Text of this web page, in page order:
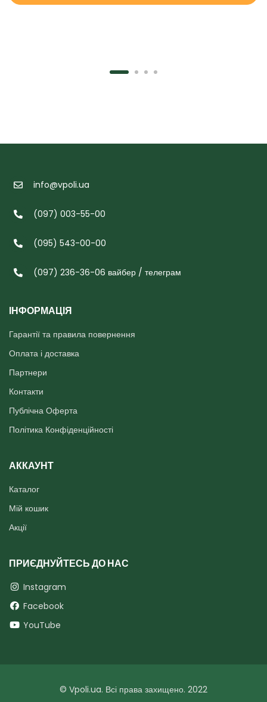
info@vpoli.ua
(097) 003-55-00
(095) 543-00-00
(097) 236-36-06 вайбер / телеграм
ІНФОРМАЦІЯ
Гарантії та правила повернення
Оплата і доставка
Партнери
Контакти
Публічна Оферта
Політика Конфіденційності
АККАУНТ
Каталог
Мій кошик
Акції
ПРИЄДНУЙТЕСЬ ДО НАС
Instagram
Facebook
YouTube
© Vpoli.ua. Всі права захищено. 2022